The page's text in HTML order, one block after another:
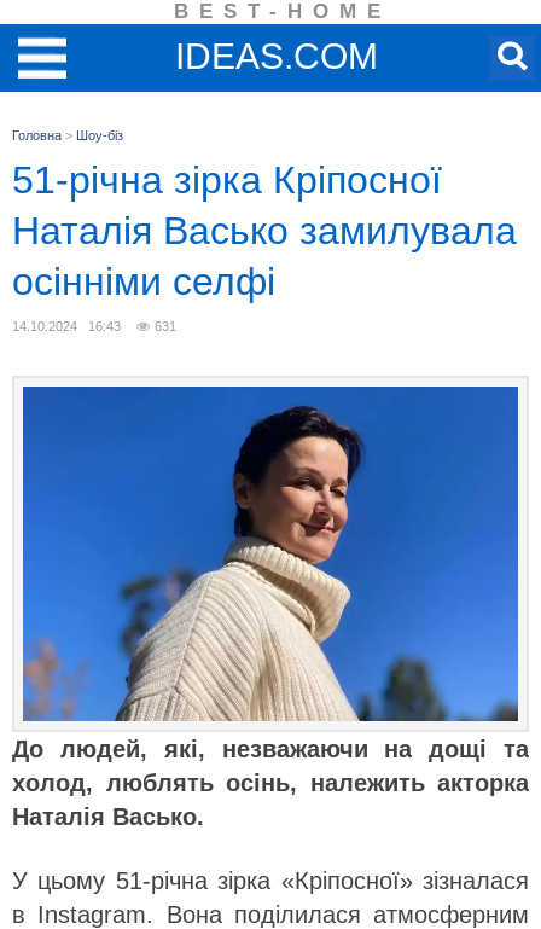
BEST-HOME
IDEAS.COM
Головна > Шоу-біз
51-річна зірка Кріпосної
Наталія Васько замилувала
осінніми селфі
14.10.2024 16:43 631
До людей, які, незважаючи на дощі та
холод, люблять осінь, належить акторка
Наталія Васько.
У цьому 51-річна зірка «Кріпосної» зізналася
в Instagram. Вона поділилася атмосферним